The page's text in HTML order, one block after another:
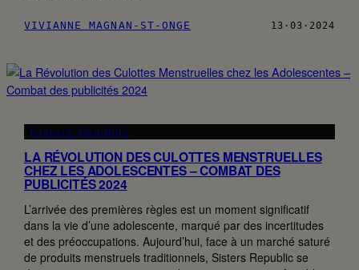
VIVIANNE MAGNAN-ST-ONGE 13·03·2024
Sisters Republic
LA RÉVOLUTION DES CULOTTES MENSTRUELLES
CHEZ LES ADOLESCENTES – COMBAT DES
PUBLICITÉS 2024
L’arrivée des premières règles est un moment significatif
dans la vie d’une adolescente, marqué par des incertitudes
et des préoccupations. Aujourd’hui, face à un marché saturé
de produits menstruels traditionnels, Sisters Republic se